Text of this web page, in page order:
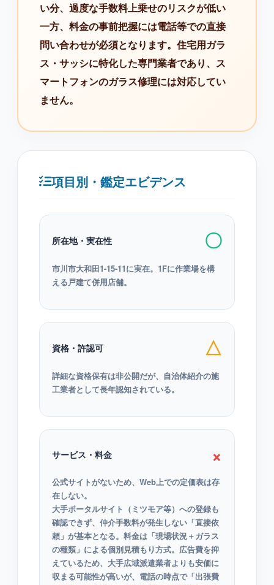
い分、過度な手数料上乗せのリスクが低い
一方、料金の事前把握には電話等での直接
問い合わせが必須となります。住宅用ガラ
ス・サッシに特化した専門業者であり、ス
マートフォンのガラス修理には対応してい
ません。
項目別・鑑定エビデンス
所在地・実在性 〇
市川市大和田1-15-11に実在。1Fに作業場を構
える戸建て併用店舗。
資格・許認可 △
詳細な資格保有は非公開だが、自治体紹介の施
工業者として長年認知されている。
サービス・料金 ×
公式サイトがないため、Web上での定価表は存
在しない。
大手ポータルサイト（ミツモア等）への登録も
確認できず、仲介手数料が発生しない「直接依
頼」が基本となる。料金は「現場状況＋ガラス
の種類」による個別見積もり方式。広告費を抑
えているため、大手広域派遣業者よりも安価に
収まる可能性が高いが、電話の時点で「出張費